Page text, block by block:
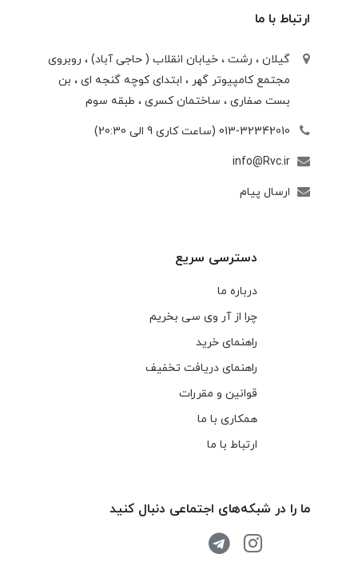
ارتباط با ما
گیلان ، رشت ، خيابان انقلاب ( حاجی آباد) ، روبروی
مجتمع كامپيوتر گهر ، ابتدای كوچه گنجه ای ، بن
بست صفاری ، ساختمان كسری ، طبقه سوم
013-32342010 (ساعت کاری 9 الی 20:30)
info@Rvc.ir
ارسال پیام
دسترسی سریع
درباره ما
چرا از آر وی سی بخریم
راهنمای خرید
راهنمای دریافت تخفیف
قوانین و مقررات
همکاری با ما
ارتباط با ما
ما را در شبکه‌های اجتماعی دنبال کنید